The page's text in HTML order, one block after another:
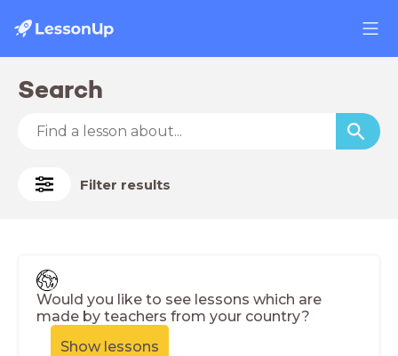
Search
Filter results
Would you like to see lessons which are
made by teachers from your country?
Show lessons